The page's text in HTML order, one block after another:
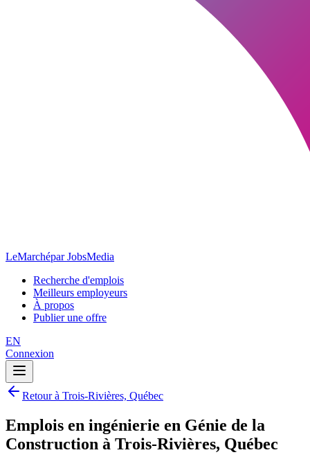
LeMarchépar JobsMedia
Recherche d'emplois
Meilleurs employeurs
À propos
Publier une offre
EN
Connexion
Retour à Trois-Rivières, Québec
Emplois en ingénierie en Génie de la
Construction à Trois-Rivières, Québec